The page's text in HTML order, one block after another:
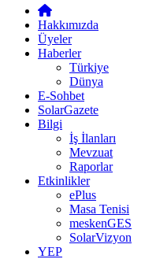
Hakkımızda
Üyeler
Haberler
Türkiye
Dünya
E-Sohbet
SolarGazete
Bilgi
İş İlanları
Mevzuat
Raporlar
Etkinlikler
ePlus
Masa Tenisi
meskenGES
SolarVizyon
YEP